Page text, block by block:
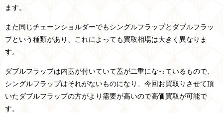
ます。
また同じチェーンショルダーでもシングルフラップとダブルフラッ
プという種類があり、これによっても買取相場は大きく異なりま
す。
ダブルフラップは内蓋が付いていて蓋が二重になっているもので、
シングルフラップはそれがないものになり、 今回お買取りさせて頂
いたダブルフラップの方がより需要が高いので高価買取が可能で
す。